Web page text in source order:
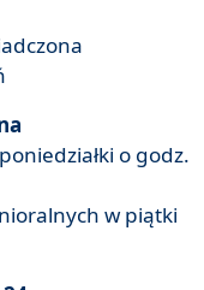
o godz.
w piątki